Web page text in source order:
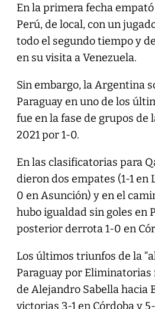
En la primera fecha
Perú, de local, con un
todo el segundo tiempo y
en su visita a Venezuela.
Sin embargo, la Argentina
Paraguay en uno de los
fue en la fase de grupos de
2021 por 1-0.
En las clasificatorias para
dieron dos empates (1-1 en
0 en Asunción) y en el
hubo igualdad sin goles en
posterior derrota 1-0 en
Los últimos triunfos de la
Paraguay por Eliminatorias
de Alejandro Sabella hacia
victorias 3-1 en Córdoba y